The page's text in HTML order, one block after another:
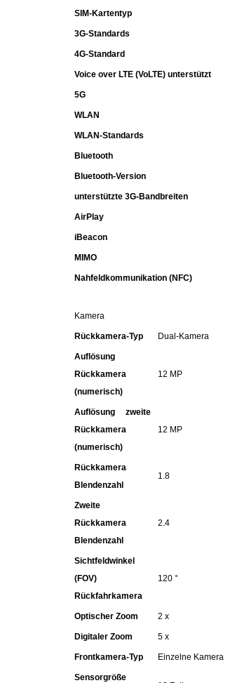
Pikante Snacks
Reinigungshilfsmittel
Sauergemüse
Schreibwaren / Büroartikel / Kleber
Sekt / Champagner / Frizzante
Speck / Rohschinken
Spezialreiniger
SIM-Kartentyp
3G-Standards
4G-Standard
Voice over LTE (VoLTE) unterstützt
5G
WLAN
WLAN-Standards
Bluetooth
Bluetooth-Version
unterstützte 3G-Bandbreiten
AirPlay
iBeacon
MIMO
Nahfeldkommunikation (NFC)
Kamera
Rückkamera-Typ Dual-Kamera
Auflösung
Rückkamera
(numerisch)
12 MP
Auflösung zweite
Rückkamera
(numerisch)
12 MP
Rückkamera
Blendenzahl
1.8
Zweite
Rückkamera
Blendenzahl
2.4
Sichtfeldwinkel
(FOV)
Rückfahrkamera
120 °
Optischer Zoom 2 x
Digitaler Zoom 5 x
Frontkamera-Typ Einzelne Kamera
Sensorgröße